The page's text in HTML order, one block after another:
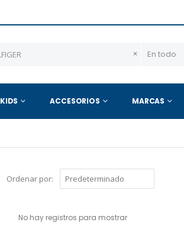
×
KIDS ACCESORIOS MARCAS
Ordenar por:
No hay registros para mostrar